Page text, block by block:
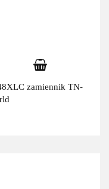
zamiennik TN-